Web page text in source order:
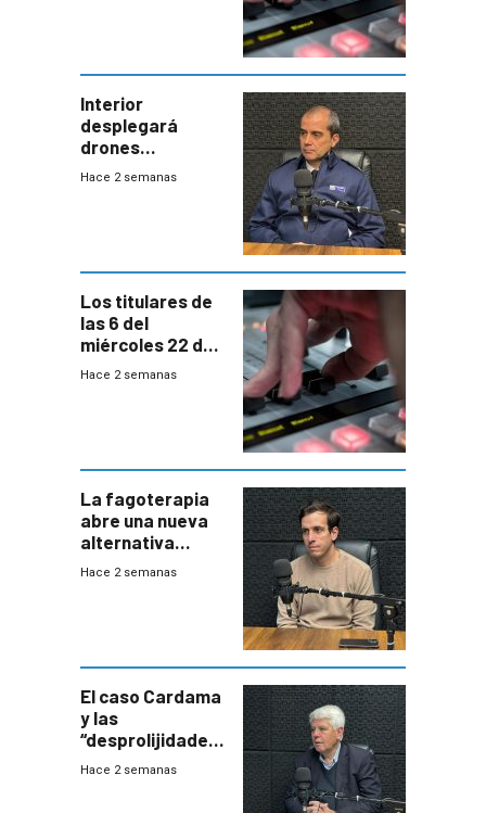
Interior
desplegará
drones
autónomos para
Hace 2 semanas
Los titulares de
las 6 del
miércoles 22 de
julio de 2026
Hace 2 semanas
La fagoterapia
abre una nueva
alternativa
contra bacterias
innovadora
Hace 2 semanas
El caso Cardama
y las
“desprolijidades”
que la
Hace 2 semanas